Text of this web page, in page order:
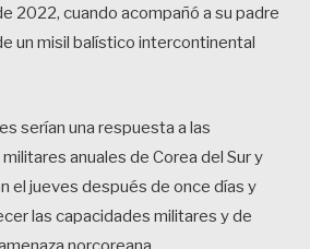
2022, cuando acompañó a su padre
un misil balístico intercontinental
serían una respuesta a las
anuales de Corea del Sur y
el jueves después de once días y
las capacidades militares y de